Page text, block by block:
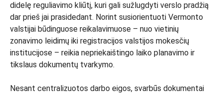
didelę reguliavimo kliūtį, kuri gali sužlugdyti verslo pradžią
dar prieš jai prasidedant. Norint susiorientuoti Vermonto
valstijai būdinguose reikalavimuose – nuo vietinių
zonavimo leidimų iki registracijos valstijos mokesčių
institucijose – reikia nepriekaištingo laiko planavimo ir
tikslaus dokumentų tvarkymo.
Nesant centralizuotos darbo eigos, svarbūs dokumentai